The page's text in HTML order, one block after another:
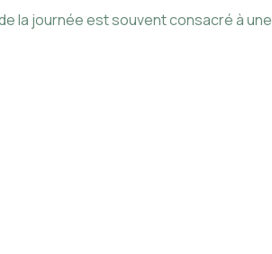
la journée est souvent consacré à une